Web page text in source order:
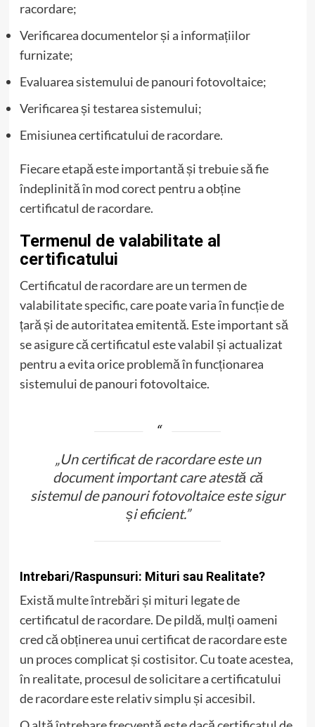
racordare;
Verificarea documentelor și a informațiilor
furnizate;
Evaluarea sistemului de panouri fotovoltaice;
Verificarea și testarea sistemului;
Emisiunea certificatului de racordare.
Fiecare etapă este importantă și trebuie să fie
îndeplinită în mod corect pentru a obține
certificatul de racordare.
Termenul de valabilitate al
certificatului
Certificatul de racordare are un termen de
valabilitate specific, care poate varia în funcție de
țară și de autoritatea emitentă. Este important să
se asigure că certificatul este valabil și actualizat
pentru a evita orice problemă în funcționarea
sistemului de panouri fotovoltaice.
„Un certificat de racordare este un
document important care atestă că
sistemul de panouri fotovoltaice este sigur
și eficient.”
Intrebari/Raspunsuri: Mituri sau Realitate?
Există multe întrebări și mituri legate de
certificatul de racordare. De pildă, mulți oameni
cred că obținerea unui certificat de racordare este
un proces complicat și costisitor. Cu toate acestea,
în realitate, procesul de solicitare a certificatului
de racordare este relativ simplu și accesibil.